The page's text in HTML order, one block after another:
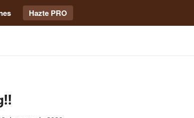
Hazte PRO